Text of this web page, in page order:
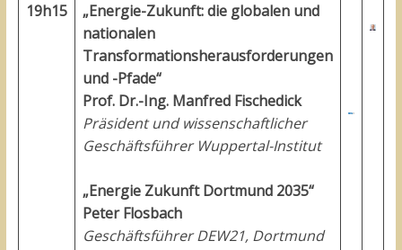
19h15
„Energie-Zukunft: die globalen und
nationalen
Transformationsherausforderungen
und -Pfade“
Prof. Dr.-Ing. Manfred Fischedick
Präsident und wissenschaftlicher
Geschäftsführer Wuppertal-Institut
„Energie Zukunft Dortmund 2035“
Peter Flosbach
Geschäftsführer DEW21, Dortmund